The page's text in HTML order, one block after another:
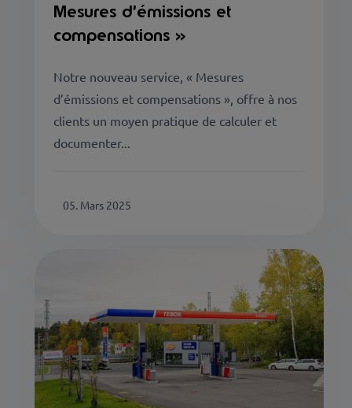
Mesures d’émissions et
compensations »
Notre nouveau service, « Mesures
d’émissions et compensations », offre à nos
clients un moyen pratique de calculer et
documenter...
05. Mars 2025